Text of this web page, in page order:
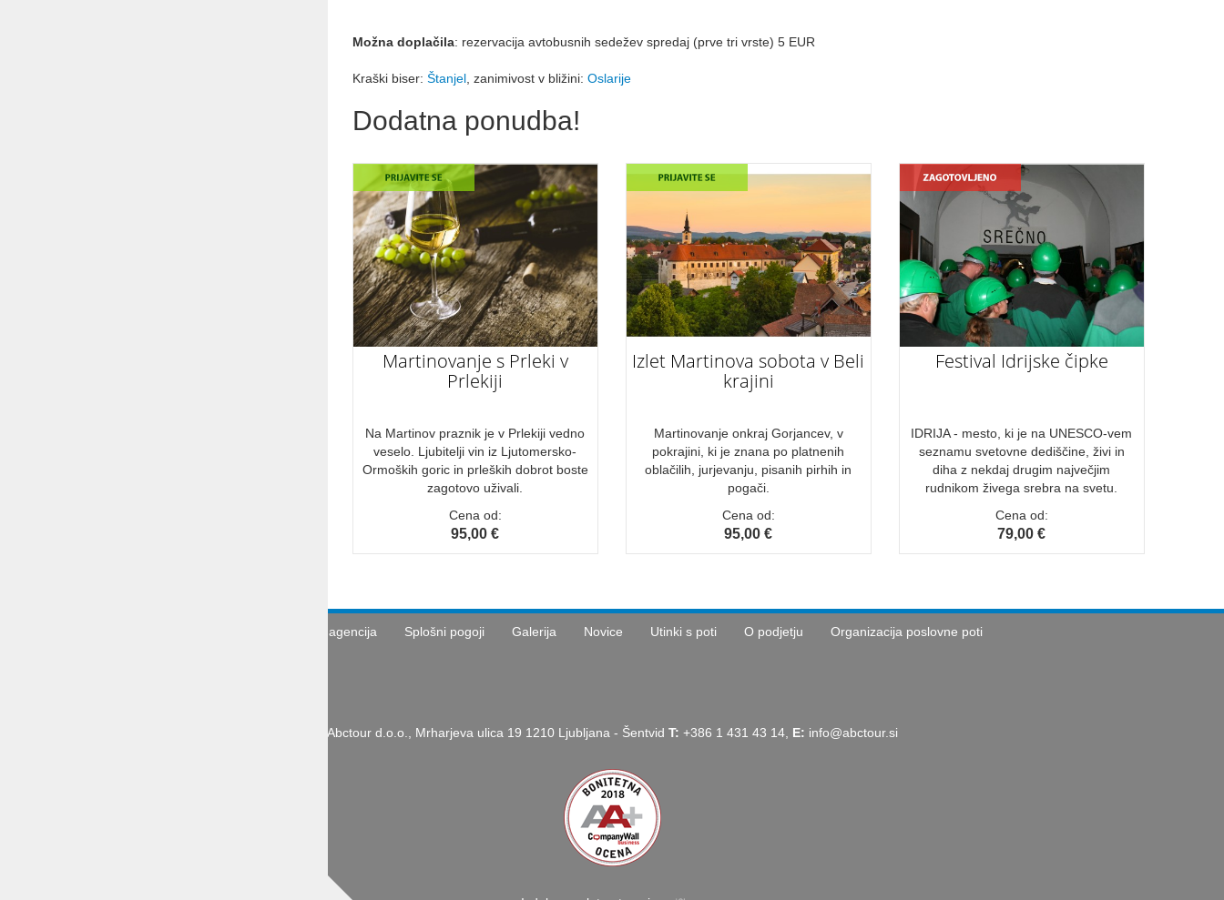
Možna doplačila: rezervacija avtobusnih sedežev spredaj (prve tri vrste) 5 EUR
Kraški biser: Štanjel , zanimivost v bližini: Oslarije
Dodatna ponudba!
Martinovanje s Prleki v
Prlekiji
Na Martinov praznik je v Prlekiji vedno
veselo. Ljubitelji vin iz Ljutomersko-
Ormoških goric in prleških dobrot boste
zagotovo uživali.
Cena od:
95,00 €
Izlet Martinova sobota v Beli
krajini
Martinovanje onkraj Gorjancev, v
pokrajini, ki je znana po platnenih
oblačilih, jurjevanju, pisanih pirhih in
pogači.
Cena od:
95,00 €
Festival Idrijske čipke
IDRIJA - mesto, ki je na UNESCO-vem
seznamu svetovne dediščine, živi in
diha z nekdaj drugim največjim
rudnikom živega srebra na svetu.
Cena od:
79,00 €
Turistična agencija Splošni pogoji Galerija Novice Utinki s poti O podjetju Organizacija poslovne poti
Abctour d.o.o., Mrharjeva ulica 19 1210 Ljubljana - Šentvid T: +386 1 431 43 14, E: info@abctour.si